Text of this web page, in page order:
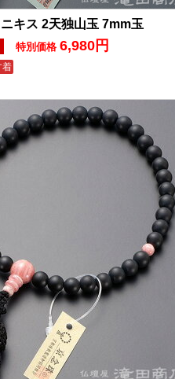
キス 2天独山玉 7mm玉
特別価格 6,980円
着